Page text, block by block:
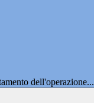
dell'operazione...